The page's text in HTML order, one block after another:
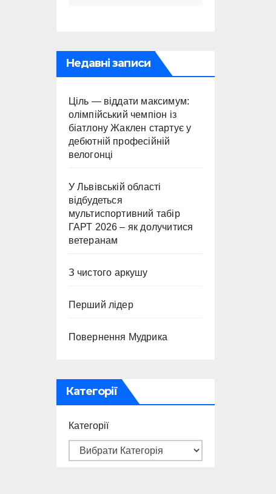
Недавні записи
Ціль — віддати максимум:
олімпійський чемпіон із
біатлону Жаклен стартує у
дебютній професійній
велогонці
У Львівській області
відбудеться
мультиспортивний табір
ГАРТ 2026 – як долучитися
ветеранам
З чистого аркушу
Перший лідер
Повернення Мудрика
Категорії
Категорії